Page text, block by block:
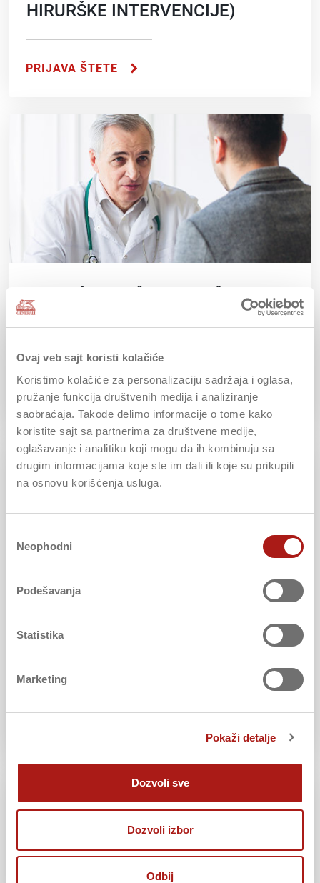
Ovaj veb sajt koristi kolačiće
Koristimo kolačiće za personalizaciju sadržaja i oglasa,
pružanje funkcija društvenih medija i analiziranje
saobraćaja. Takođe delimo informacije o tome kako
koristite sajt sa partnerima za društvene medije,
oglašavanje i analitiku koji mogu da ih kombinuju sa
drugim informacijama koje ste im dali ili koje su prikupili
na osnovu korišćenja usluga.
сагласности
Neophodni
Podešavanja
Statistika
Marketing
Pokaži detalje
Dozvoli sve
Dozvoli izbor
Odbij
HIRURŠKE INTERVENCIJE)
PRIJAVA ŠTETE
POKRIĆE TROŠKOVA LEČENJA U
ZEMLJI (TOTAL MEDIC, MEDICA
PRIJAVA ŠTETE
DOBROVOLJNO ZDRAVSTVENO
SRBIJI